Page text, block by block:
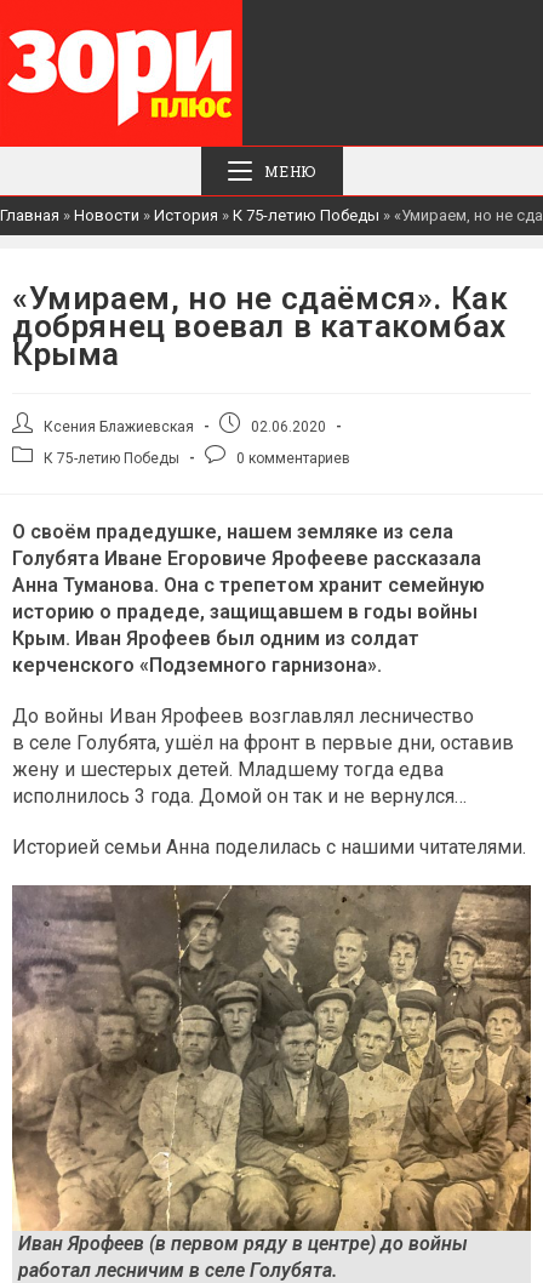
МЕНЮ
Главная » Новости » История » К 75-летию Победы » «Умираем, но не
«Умираем, но не сдаёмся». Как
добрянец воевал в катакомбах
Крыма
Автор
записи:
Ксения Блажиевская
Запись
опубликована:
02.06.2020
РубрикаК 75-летию Победы
Комментарии
0 комментариев
О своём прадедушке, нашем земляке из села
Голубята Иване Егоровиче Ярофееве рассказала
Анна Туманова. Она с трепетом хранит семейную
историю о прадеде, защищавшем в годы войны
Крым. Иван Ярофеев был одним из солдат
керченского «Подземного гарнизона».
До войны Иван Ярофеев возглавлял лесничество
в селе Голубята, ушёл на фронт в первые дни, оставив
жену и шестерых детей. Младшему тогда едва
исполнилось 3 года. Домой он так и не вернулся…
Историей семьи Анна поделилась с нашими читателями.
Иван Ярофеев (в первом ряду в центре) до войны
работал лесничим в селе Голубята.